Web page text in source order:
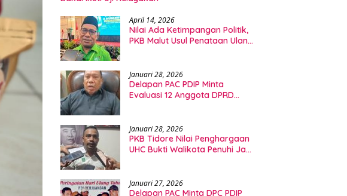
April 14, 2026
Nilai Ada Ketimpangan Politik,
PKB Malut Usul Penataan Ulang
Januari 28, 2026
Delapan PAC PDIP Minta
Evaluasi 12 Anggota DPRD
Januari 28, 2026
PKB Tidore Nilai Penghargaan
UHC Bukti Walikota Penuhi Janji
Januari 27, 2026
Delapan PAC Minta DPC PDIP